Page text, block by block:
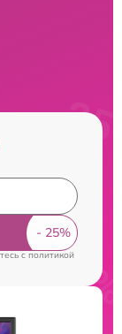
c политикой